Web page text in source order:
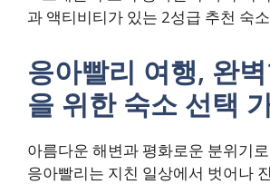
응아빨리 여행, 완
을 위한 숙소 선택
아름다운 해변과 평화로운 분위기
응아빨리는 지친 일상에서 벗어나